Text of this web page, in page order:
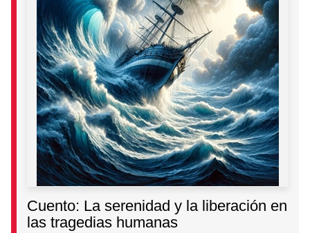
Cuento: La serenidad y la liberación en
las tragedias humanas